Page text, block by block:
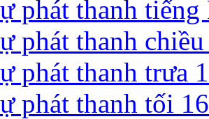
phát thanh
phát thanh
phát thanh trưa
phát thanh tối